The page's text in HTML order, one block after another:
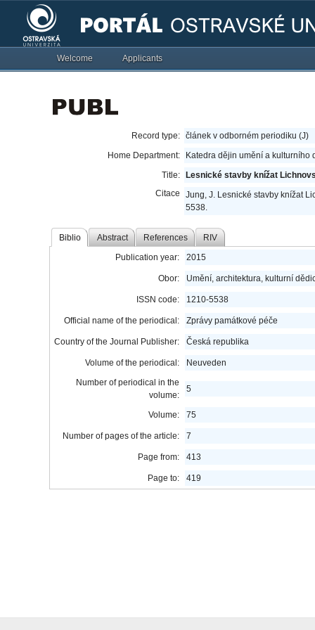
Welcome Applicants
Record type: článek v odborném periodiku (J)
Home Department:
Katedra dějin umění a kulturního
Title:
Lesnické stavby knížat
Citace
Jung, J. Lesnické stavby knížat
5538.
Biblio Abstract References RIV
Publication year: 2015
Obor: Umění, architektura, kulturní
ISSN code: 1210-5538
Official name of the periodical: Zprávy památkové péče
Country of the Journal Publisher: Česká republika
Volume of the periodical:
Neuveden
Number of periodical in the
volume:
5
Volume: 75
Number of pages of the article: 7
Page from: 413
Page to: 419